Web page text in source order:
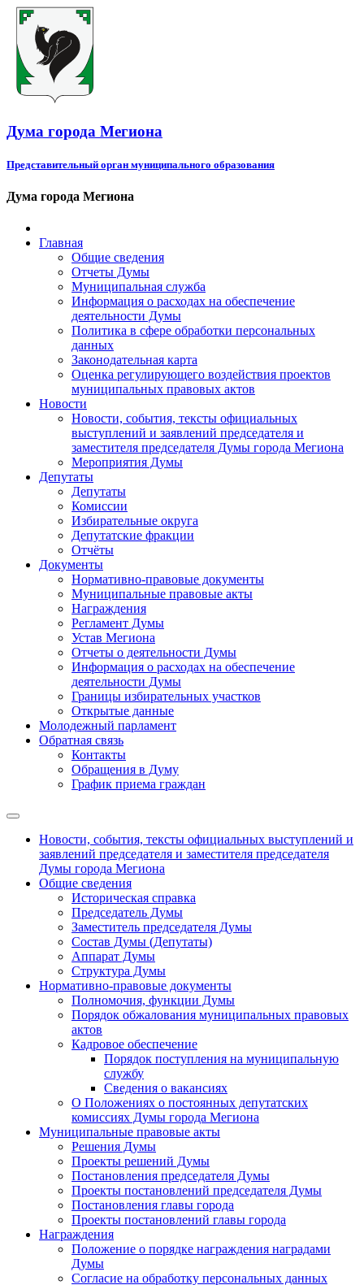
Дума города Мегиона
Представительный орган муниципального образования
Дума города Мегиона
Главная
Общие сведения
Отчеты Думы
Муниципальная служба
Информация о расходах на обеспечение
деятельности Думы
Политика в сфере обработки персональных
данных
Законодательная карта
Оценка регулирующего воздействия проектов
муниципальных правовых актов
Новости
Новости, события, тексты официальных
выступлений и заявлений председателя и
заместителя председателя Думы города Мегиона
Мероприятия Думы
Депутаты
Депутаты
Комиссии
Избирательные округа
Депутатские фракции
Отчёты
Документы
Нормативно-правовые документы
Муниципальные правовые акты
Награждения
Регламент Думы
Устав Мегиона
Отчеты о деятельности Думы
Информация о расходах на обеспечение
деятельности Думы
Границы избирательных участков
Открытые данные
Молодежный парламент
Обратная связь
Контакты
Обращения в Думу
График приема граждан
Новости, события, тексты официальных выступлений и
заявлений председателя и заместителя председателя
Думы города Мегиона
Общие сведения
Историческая справка
Председатель Думы
Заместитель председателя Думы
Состав Думы (Депутаты)
Аппарат Думы
Структура Думы
Нормативно-правовые документы
Полномочия, функции Думы
Порядок обжалования муниципальных правовых
актов
Кадровое обеспечение
Порядок поступления на муниципальную
службу
Сведения о вакансиях
О Положениях о постоянных депутатских
комиссиях Думы города Мегиона
Муниципальные правовые акты
Решения Думы
Проекты решений Думы
Постановления председателя Думы
Проекты постановлений председателя Думы
Постановления главы города
Проекты постановлений главы города
Награждения
Положение о порядке награждения наградами
Думы
Согласие на обработку персональных данных